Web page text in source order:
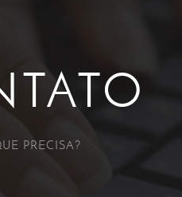
PRECISA?